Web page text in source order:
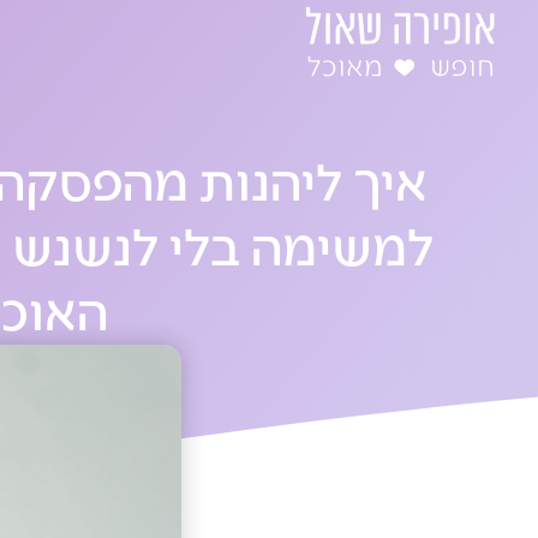
לתוכן
איך ליהנות
למשימה בלי לנשנש